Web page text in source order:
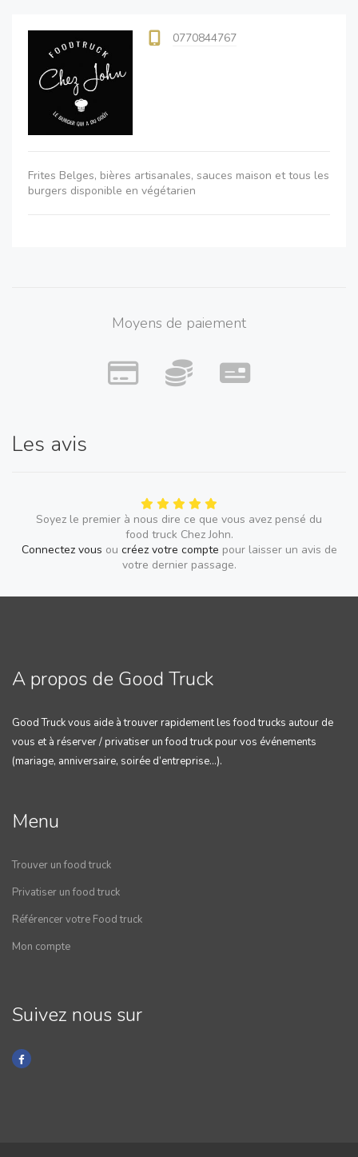
0770844767
Frites Belges, bières artisanales, sauces maison et tous les
burgers disponible en végétarien
Moyens de paiement
Les avis
Soyez le premier à nous dire ce que vous avez pensé du
food truck Chez John.
Connectez vous ou créez votre compte pour laisser un avis de
votre dernier passage.
A propos de Good Truck
Good Truck vous aide à trouver rapidement les food trucks autour de
vous et à réserver / privatiser un food truck pour vos événements
(mariage, anniversaire, soirée d’entreprise…).
Menu
Trouver un food truck
Privatiser un food truck
Référencer votre Food truck
Mon compte
Suivez nous sur